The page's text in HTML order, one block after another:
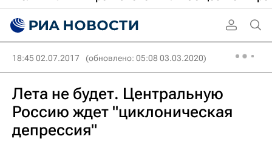
18:45 02.07.2017 (обновлено: 05:08 03.03.2020)
Лета не будет. Центральную
Россию ждет "циклоническая
депрессия"